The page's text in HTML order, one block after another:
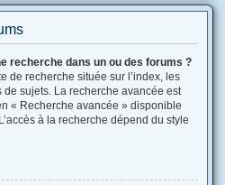
recherche dans un ou des forums ?
de recherche située sur l’index, les
sujets. La recherche avancée est
« Recherche avancée » disponible
à la recherche dépend du style